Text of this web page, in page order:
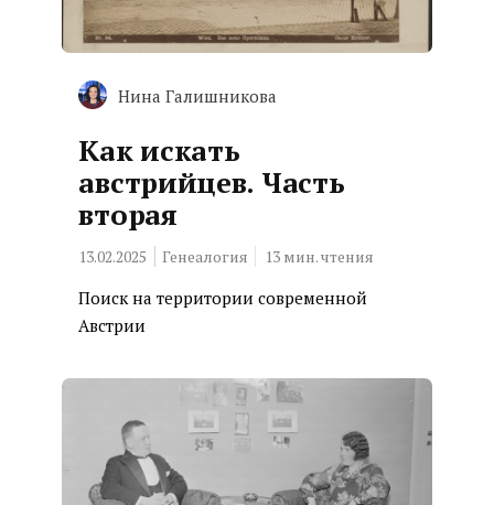
Нина Галишникова
Как искать
австрийцев. Часть
вторая
13.02.2025 Генеалогия 13 мин. чтения
Поиск на территории современной
Австрии